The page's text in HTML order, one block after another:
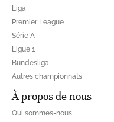
Liga
Premier League
Série A
Ligue 1
Bundesliga
Autres championnats
À propos de nous
Qui sommes-nous